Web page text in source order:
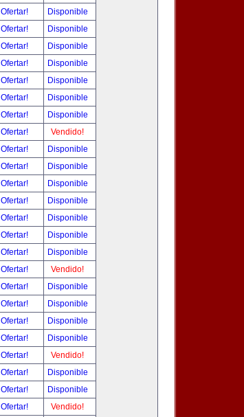
Ofertar!
Disponible
Ofertar!
Disponible
Ofertar!
Disponible
Ofertar!
Disponible
Ofertar!
Disponible
Ofertar!
Disponible
Ofertar!
Disponible
Ofertar!
Vendido!
Ofertar!
Disponible
Ofertar!
Disponible
Ofertar!
Disponible
Ofertar!
Disponible
Ofertar!
Disponible
Ofertar!
Disponible
Ofertar!
Disponible
Ofertar!
Vendido!
Ofertar!
Disponible
Ofertar!
Disponible
Ofertar!
Disponible
Ofertar!
Disponible
Ofertar!
Vendido!
Ofertar!
Disponible
Ofertar!
Disponible
Ofertar! Vendido!